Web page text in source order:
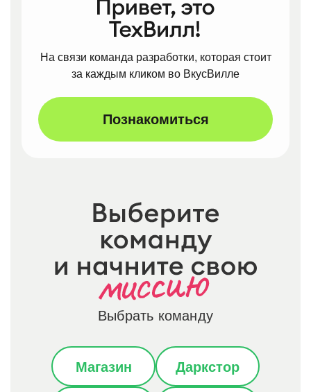
На связи команда разработки, которая стоит
за каждым кликом во ВкусВилле
Познакомиться
Выбрать команду
Магазин Даркстор